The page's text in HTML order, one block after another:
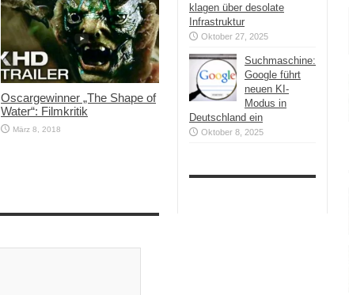
Oscargewinner „The Shape of
Water“: Filmkritik
März 8, 2018
klagen über desolate
Infrastruktur
Oktober 27, 2025
Suchmaschine:
Google führt
neuen KI-
Modus in
Deutschland ein
Oktober 8, 2025